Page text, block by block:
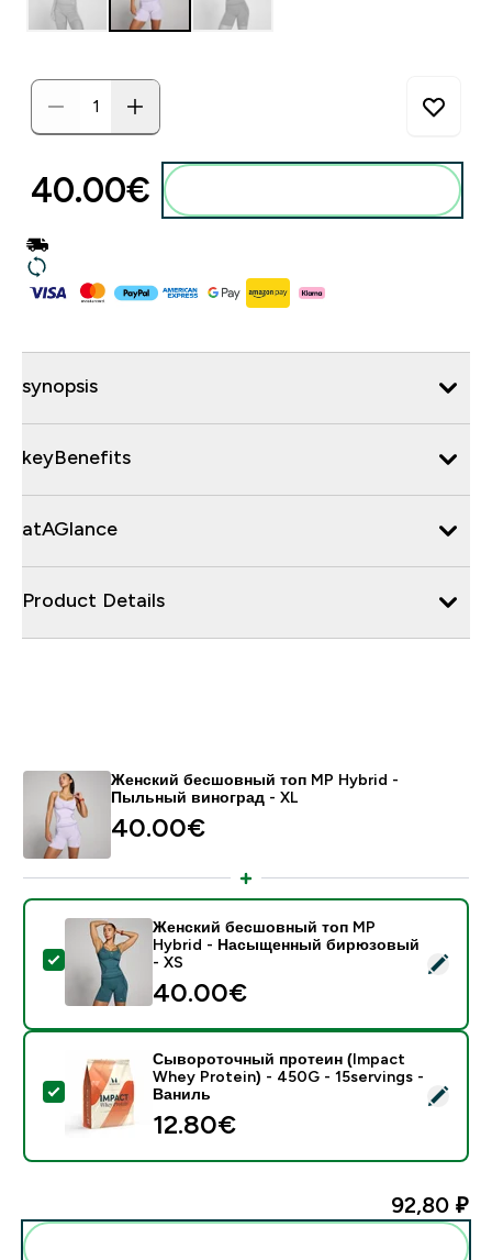
40.00€‎
synopsis
keyBenefits
atAGlance
Product Details
Женский бесшовный топ MP Hybrid -
Пыльный виноград - XL
40.00€‎
- Женский бесшовный топ MP Hybrid -
Женский бесшовный топ MP
Hybrid - Насыщенный бирюзовый
- XS
40.00€‎
- Сывороточный протеин (Impact Whey Protein) -
Сывороточный протеин (Impact
Whey Protein) - 450G - 15servings -
Ваниль
12.80€‎
92,80 ₽‎